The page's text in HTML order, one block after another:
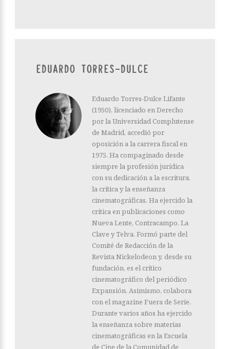
EDUARDO TORRES-DULCE
Eduardo Torres-Dulce Lifante
(1950), licenciado en Derecho
por la Universidad Complutense
de Madrid, accedió por
oposición a la carrera fiscal en
1975. Ha compaginado desde
siempre la profesión jurídica
con su dedicación a la escritura,
la crítica y la enseñanza
cinematográficas. Ha ejercido la
crítica en publicaciones como
Nueva Lente, Contracampo, La
Clave y Telva. Formó parte del
Comité de Redacción de la
Revista Nickelodeon y, desde su
fundación, es el crítico
cinematográfico del periódico
Expansión. Asimismo, colabora
con el magazine Fuera de Serie.
Durante varios años ha ejercido
la enseñanza sobre materias
cinematográficas en la Escuela
de Cine de la Comunidad de